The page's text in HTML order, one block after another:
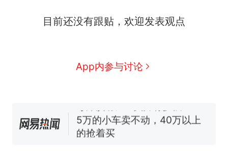
目前还没有跟贴，欢迎发表观点
App内参与讨论
全部作废，公平么？
国大使骑行绕了几乎整个国境
线一圈，还曾两次到中国寻根
搬家报价570元，搬到楼下交
5060元才肯搬上楼！女子傻眼
5万的小车卖不动，40万以上
的抢着买